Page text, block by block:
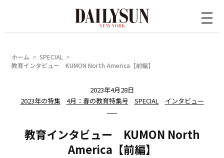
ホーム
SPECIAL
教育インタビュー KUMON North America【前編】
2023年4月28日
2023年の特集
4月：春の教育特集号 SPECIAL インタビュー
教育インタビュー KUMON North
America【前編】